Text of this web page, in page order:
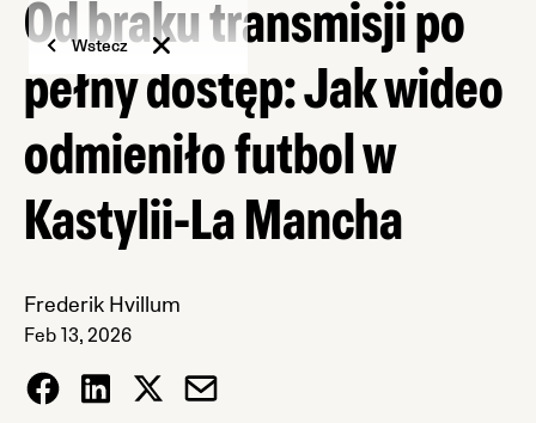
Wstecz
Od braku transmisji po
pełny dostęp: Jak wideo
odmieniło futbol w
Kastylii-La Mancha
Frederik Hvillum
Feb 13, 2026